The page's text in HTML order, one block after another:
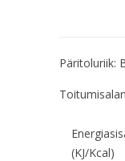
Päritoluriik:
(KJ/Kcal)